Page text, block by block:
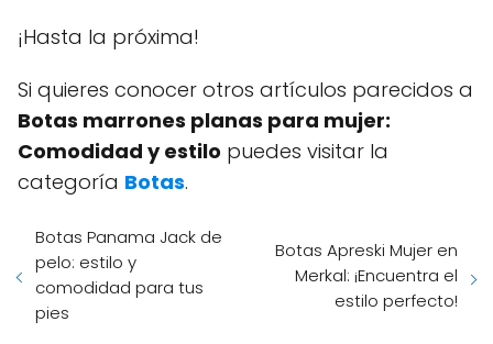
¡Hasta la próxima!
Si quieres conocer otros artículos parecidos a
Botas marrones planas para mujer:
Comodidad y estilo puedes visitar la
categoría Botas.
Botas Panama Jack de
pelo: estilo y
comodidad para tus
pies
Botas Apreski Mujer en
Merkal: ¡Encuentra el
estilo perfecto!